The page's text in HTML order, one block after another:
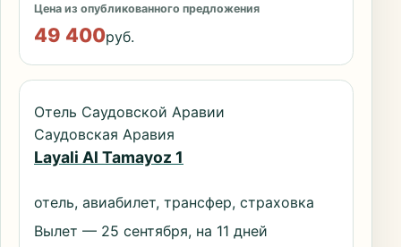
Цена из опубликованного предложения
49 400руб.
Отель Саудовской Аравии
Саудовская Аравия
Layali Al Tamayoz 1
отель, авиабилет, трансфер, страховка
Вылет — 25 сентября, на 11 дней